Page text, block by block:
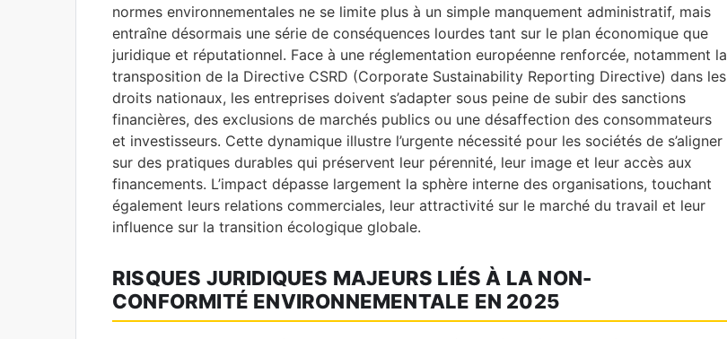
normes environnementales ne se limite plus à un simple manquement administratif, mais
entraîne désormais une série de conséquences lourdes tant sur le plan économique que
juridique et réputationnel. Face à une réglementation européenne renforcée, notamment la
transposition de la Directive CSRD (Corporate Sustainability Reporting Directive) dans les
droits nationaux, les entreprises doivent s’adapter sous peine de subir des sanctions
financières, des exclusions de marchés publics ou une désaffection des consommateurs
et investisseurs. Cette dynamique illustre l’urgente nécessité pour les sociétés de s’aligner
sur des pratiques durables qui préservent leur pérennité, leur image et leur accès aux
financements. L’impact dépasse largement la sphère interne des organisations, touchant
également leurs relations commerciales, leur attractivité sur le marché du travail et leur
influence sur la transition écologique globale.
RISQUES JURIDIQUES MAJEURS LIÉS À LA NON-
CONFORMITÉ ENVIRONNEMENTALE EN 2025